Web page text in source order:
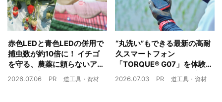
赤色LEDと青色LEDの併用で
捕虫数が約10倍に！ イチゴ
を守る、農薬に頼らないア
ザミウマ対策
2026.07.06 PR 道工具・資材
“丸洗い”もできる最新の高耐
久スマートフォン
「TORQUE® G07」を体験
農業現場の“スマホの弱点”を
2026.07.03 PR 道工具・資材